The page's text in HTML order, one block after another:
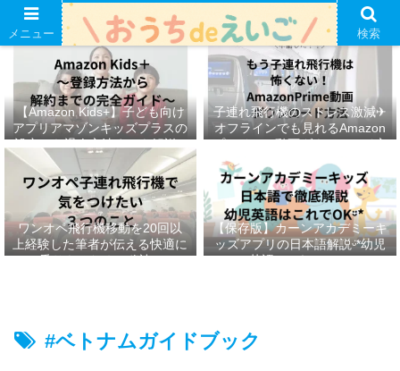
【Amazon Kids+】子ども向け
アプリアマゾンキッズプラスの
設定から退会方法までを解説ᵕ̈*
子連れ飛行機のストレス激減✈︎
オフラインでも見れるAmazon
プライムの動画ダウンロード方
ワンオペ飛行機移動を20回以
上経験した筆者が伝える快適に
乗りきるための秘訣ᵕ̈*
【保存版】カーンアカデミーキ
ッズアプリの日本語解説ᵕ̈*幼児
英語はこれでOKᵕ̈*
#ベトナムガイドブック
メニュー 検索